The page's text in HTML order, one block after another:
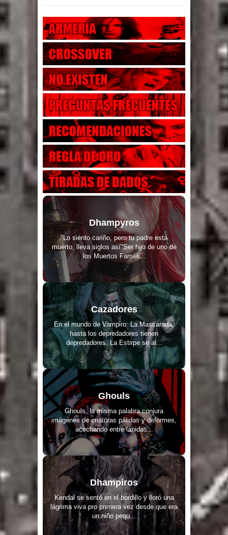
Dhampyros
"Lo siento cariño, pero tu padre está
muerto, lleva siglos así"Ser hijo de uno de
los Muertos Faméli...
Cazadores
En el mundo de Vampiro: La Mascarada,
hasta los depredadores tienen
depredadores. La Estirpe se al...
Ghouls
Ghouls, la misma palabra conjura
imágenes de criaturas pálidas y deformes,
acechando entre lápidas...
Dhampiros
Kendal se sentó en el bordillo y lloró una
lágrima viva pro primera vez desde que era
un niño pequ...